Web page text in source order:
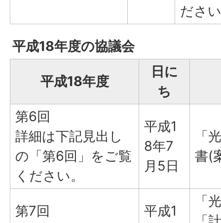
ださ
平成18年度の協議会
平成18年度
日に
ち
第6回
詳細は下記見出し
の「第6回」をご覧
ください。
平成1
8年7
月5日
「
書(
第7回
平成1
「